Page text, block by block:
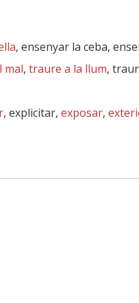
, ensenyar la ceba,
mal, traure a la llum,
, explicitar, exposar,